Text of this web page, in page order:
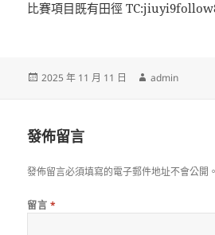
比賽項目既有田徑
發
2025 年 11 月 11 日
作
admin
發佈留言
發佈留言必須填寫的電子郵件地址不會公開。
留言 *